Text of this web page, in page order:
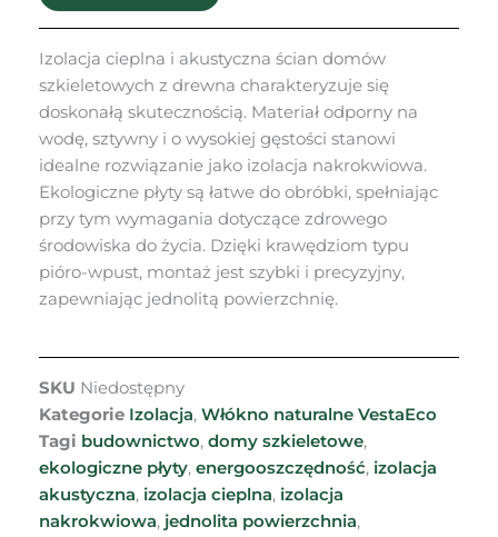
Izolacja cieplna i akustyczna ścian domów
szkieletowych z drewna charakteryzuje się
doskonałą skutecznością. Materiał odporny na
wodę, sztywny i o wysokiej gęstości stanowi
idealne rozwiązanie jako izolacja nakrokwiowa.
Ekologiczne płyty są łatwe do obróbki, spełniając
przy tym wymagania dotyczące zdrowego
środowiska do życia. Dzięki krawędziom typu
pióro-wpust, montaż jest szybki i precyzyjny,
zapewniając jednolitą powierzchnię.
SKU Niedostępny
Kategorie Izolacja, Włókno naturalne VestaEco
Tagi budownictwo, domy szkieletowe,
ekologiczne płyty, energooszczędność, izolacja
akustyczna, izolacja cieplna, izolacja
nakrokwiowa, jednolita powierzchnia,